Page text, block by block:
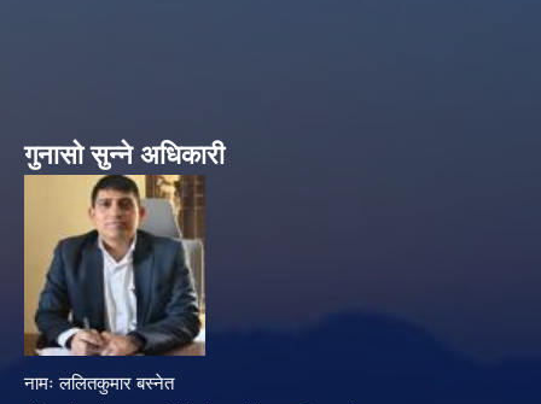
गुनासो सुन्ने अधिकारी
नामः ललितकुमार बस्नेत